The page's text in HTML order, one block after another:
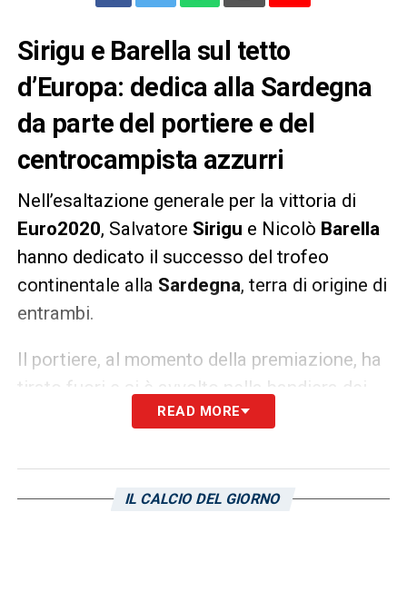
Sirigu e Barella sul tetto
d’Europa: dedica alla Sardegna
da parte del portiere e del
centrocampista azzurri
Nell’esaltazione generale per la vittoria di
Euro2020, Salvatore Sirigu e Nicolò Barella
hanno dedicato il successo del trofeo
continentale alla Sardegna, terra di origine di
entrambi.
Il portiere, al momento della premiazione, ha
tirato fuori e si è avvolto nella bandiera dei
quattro mori. I due hanno poi posato insieme
conquistato sul prato verde diWembley.
READ MORE
IL CALCIO DEL GIORNO